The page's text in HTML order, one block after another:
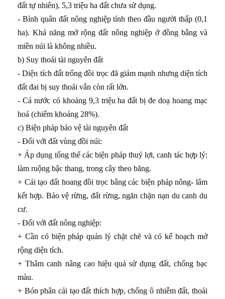
đất tự nhiên), 5,3 triệu ha đất chưa sử dụng.
- Bình quân đất nông nghiệp tính theo đầu người thấp (0,1
ha). Khả năng mở rộng đất nông nghiệp ở đồng bằng và
miền núi là không nhiều.
b) Suy thoái tài nguyên đất
- Diện tích đất trống đồi trọc đã giảm mạnh nhưng diện tích
đất đai bị suy thoái vẫn còn rất lớn.
- Cả nước có khoảng 9,3 triệu ha đất bị đe doạ hoang mạc
hoá (chiếm khoảng 28%).
c) Biện pháp bảo vệ tài nguyên đất
- Đối với đất vùng đồi núi:
+ Áp dụng tổng thể các biện pháp thuỷ lợi, canh tác hợp lý:
làm ruộng bậc thang, trong cây theo băng.
+ Cải tạo đất hoang đồi trọc bằng các biện pháp nông- lâm
kết hợp. Bảo vệ rừng, đất rừng, ngăn chặn nạn du canh du
cư.
- Đối với đất nông nghiệp:
+ Cần có biện pháp quản lý chặt chẽ và có kế hoạch mở
rộng diện tích.
+ Thâm canh nâng cao hiệu quả sử dụng đất, chống bạc
màu.
+ Bón phân cải tạo đất thích hợp, chống ô nhiễm đất, thoái